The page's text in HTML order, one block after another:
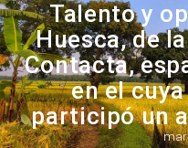
Talento y
Huesca, de
Contacta,
en el
participó un